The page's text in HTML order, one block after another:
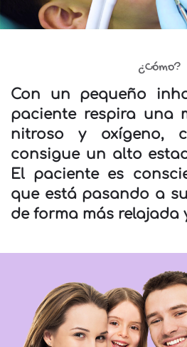
¿Cómo?
Con un pequeño
paciente respira una
nitroso y oxígeno,
consigue un alto
El paciente es
que está pasando a
de forma más relajada